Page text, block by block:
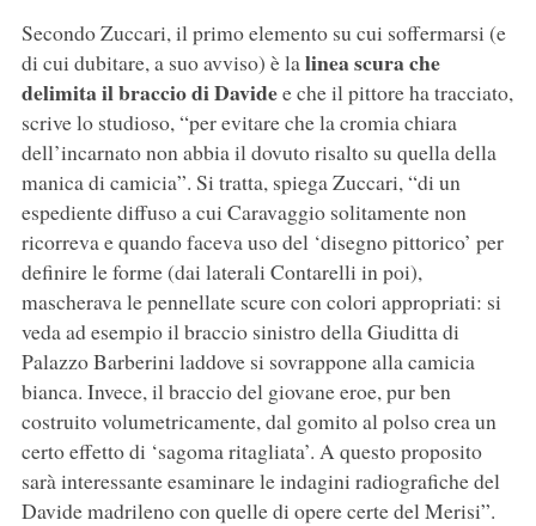
Secondo Zuccari, il primo elemento su cui soffermarsi (e
di cui dubitare, a suo avviso) è lalinea scura che
delimita il braccio di Davidee che il pittore ha tracciato,
scrive lo studioso, “per evitare che la cromia chiara
dell’incarnato non abbia il dovuto risalto su quella della
manica di camicia”. Si tratta, spiega Zuccari, “di un
espediente diffuso a cui Caravaggio solitamente non
ricorreva e quando faceva uso del ‘disegno pittorico’ per
definire le forme (dai laterali Contarelli in poi),
mascherava le pennellate scure con colori appropriati: si
veda ad esempio il braccio sinistro della Giuditta di
Palazzo Barberini laddove si sovrappone alla camicia
bianca. Invece, il braccio del giovane eroe, pur ben
costruito volumetricamente, dal gomito al polso crea un
certo effetto di ‘sagoma ritagliata’. A questo proposito
sarà interessante esaminare le indagini radiografiche del
Davide madrileno con quelle di opere certe del Merisi”.